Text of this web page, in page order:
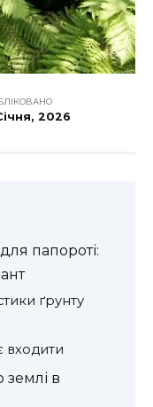
2026
папороті:
ґрунту
входити
землі в